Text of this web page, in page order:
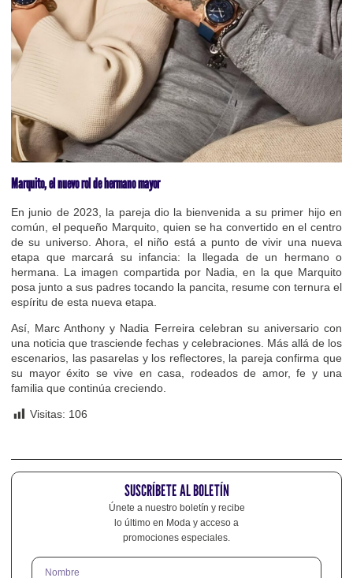
Marquito, el nuevo rol de hermano mayor
En junio de 2023, la pareja dio la bienvenida a su primer hijo en
común, el pequeño Marquito, quien se ha convertido en el centro
de su universo. Ahora, el niño está a punto de vivir una nueva
etapa que marcará su infancia: la llegada de un hermano o
hermana. La imagen compartida por Nadia, en la que Marquito
posa junto a sus padres tocando la pancita, resume con ternura el
espíritu de esta nueva etapa.
Así, Marc Anthony y Nadia Ferreira celebran su aniversario con
una noticia que trasciende fechas y celebraciones. Más allá de los
escenarios, las pasarelas y los reflectores, la pareja confirma que
su mayor éxito se vive en casa, rodeados de amor, fe y una
familia que continúa creciendo.
Visitas: 106
SUSCRÍBETE AL BOLETÍN
Únete a nuestro boletín y recibe
lo último en Moda y acceso a
promociones especiales.